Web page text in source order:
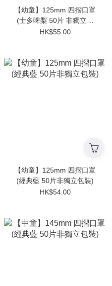
【幼童】125mm 四摺口罩
(士多啤梨 50片 非獨立包
裝）
HK$55.00
【幼童】125mm 四摺口罩
(經典藍 50片非獨立包裝)
HK$54.00